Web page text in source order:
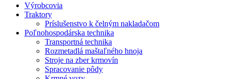
Výrobcovia
Traktory
Príslušenstvo k čelným nakladačom
Poľnohospodárska technika
Transportná technika
Rozmetadlá maštaľného hnoja
Stroje na zber krmovín
Spracovanie pôdy